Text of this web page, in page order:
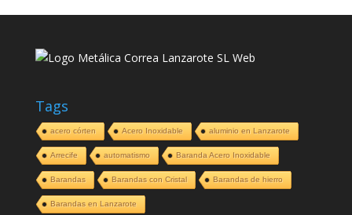
Tags
acero córten Acero Inoxidable aluminio en Lanzarote
Arrecife automatismo Baranda Acero Inoxidable
Barandas Barandas con Cristal Barandas de hierro
Barandas en Lanzarote